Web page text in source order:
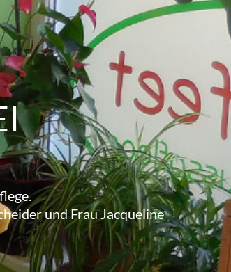
und Frau Jacqueline